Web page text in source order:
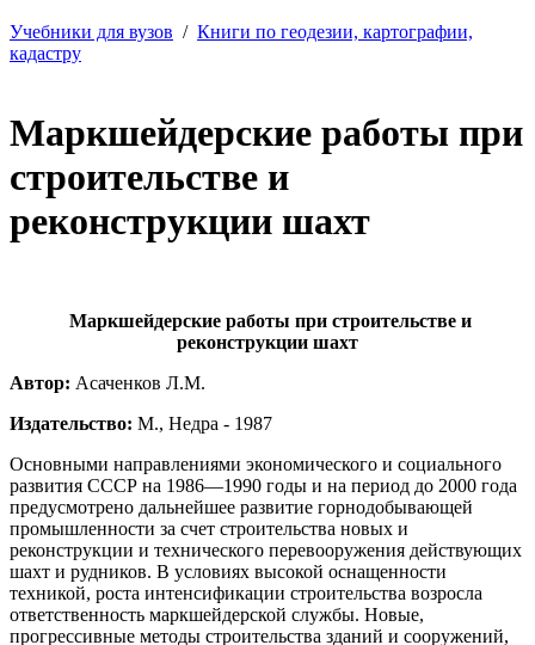
Учебники для вузов / Книги по геодезии, картографии,
кадастру
Маркшейдерские работы при
строительстве и
реконструкции шахт
Маркшейдерские работы при строительстве и
реконструкции шахт
Автор: Асаченков Л.М.
Издательство: М., Недра - 1987
Основными направлениями экономического и социального
развития СССР на 1986—1990 годы и на период до 2000 года
предусмотрено дальнейшее развитие горнодобывающей
промышленности за счет строительства новых и
реконструкции и технического перевооружения действующих
шахт и рудников. В условиях высокой оснащенности
техникой, роста интенсификации строительства возросла
ответственность маркшейдерской службы. Новые,
прогрессивные методы строительства зданий и сооружений,